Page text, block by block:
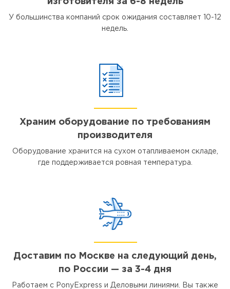
У большинства компаний срок ожидания составляет 10-12
недель.
Храним оборудование по требованиям
производителя
Оборудование хранится на сухом отапливаемом складе,
где поддерживается ровная температура.
Доставим по Москве на следующий день,
по России — за 3-4 дня
Работаем с PonyExpress и Деловыми линиями. Вы также